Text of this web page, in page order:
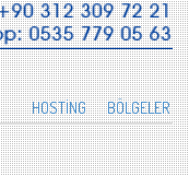
HOSTİNG BÖLGELER